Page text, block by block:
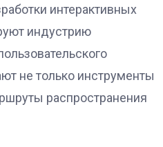
интерактивных
индустрию
не только инструменты
распространения